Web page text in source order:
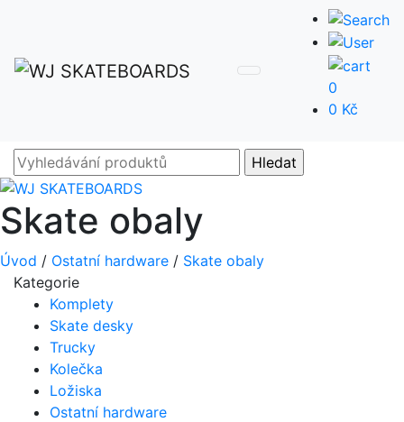
0
0 Kč
Skate obaly
Úvod / Ostatní hardware / Skate obaly
Kategorie
Komplety
Skate desky
Trucky
Kolečka
Ložiska
Ostatní hardware